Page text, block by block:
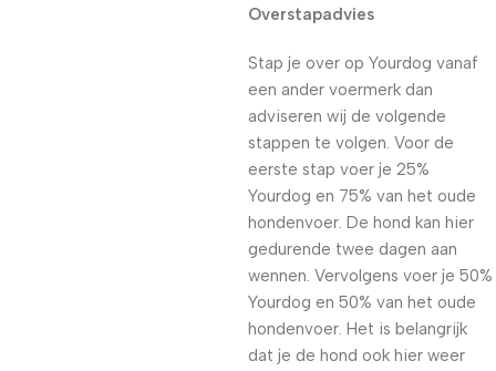
Overstapadvies
Stap je over op Yourdog vanaf
een ander voermerk dan
adviseren wij de volgende
stappen te volgen. Voor de
eerste stap voer je 25%
Yourdog en 75% van het oude
hondenvoer. De hond kan hier
gedurende twee dagen aan
wennen. Vervolgens voer je 50%
Yourdog en 50% van het oude
hondenvoer. Het is belangrijk
dat je de hond ook hier weer